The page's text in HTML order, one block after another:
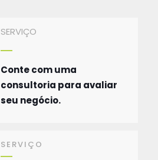
SERVIÇO
Conte com uma
consultoria para avaliar
seu negócio.
SERVIÇO